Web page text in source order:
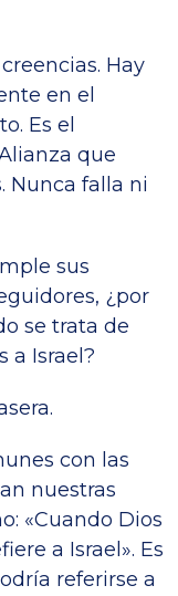
Hay
en el
Es el
que
Nunca falla ni
sus
¿por
se trata de
a Israel?
con las
nuestras
«Cuando Dios
a Israel». Es
referirse a